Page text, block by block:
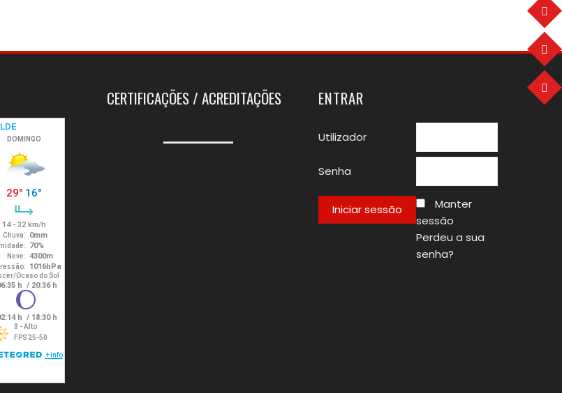
CERTIFICAÇÕES / ACREDITAÇÕES ENTRAR
Utilizador
Senha
Manter
sessão
Perdeu a sua
senha?